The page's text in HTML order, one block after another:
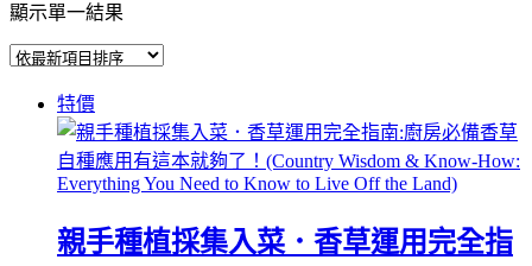
顯示單一結果
特價
親手種植採集入菜．香草運用完全指